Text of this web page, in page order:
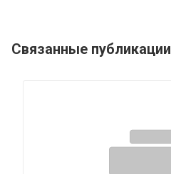
Связанные публикации